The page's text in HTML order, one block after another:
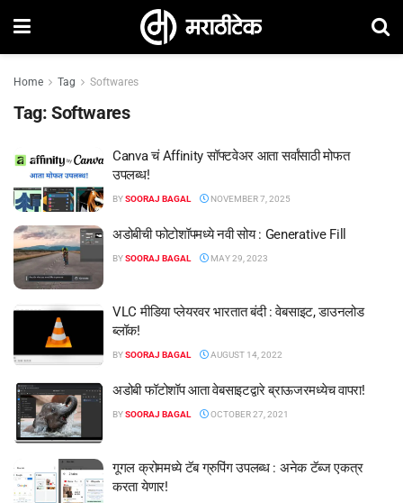
Home Tag Softwares
Tag: Softwares
Canva चं Affinity सॉफ्टवेअर आता सर्वांसाठी मोफत
उपलब्ध!
BYSOORAJ BAGAL NOVEMBER 7, 2025
अडोबीची फोटोशॉपमध्ये नवी सोय : Generative Fill
BYSOORAJ BAGAL MAY 29, 2023
VLC मीडिया प्लेयरवर भारतात बंदी : वेबसाइट, डाउनलोड
ब्लॉक!
BYSOORAJ BAGAL AUGUST 14, 2022
अडोबी फॉटोशॉप आता वेबसाइटद्वारे ब्राऊजरमध्येच वापरा!
BYSOORAJ BAGAL OCTOBER 27, 2021
गूगल क्रोममध्ये टॅब ग्रुपिंग उपलब्ध : अनेक टॅब्ज एकत्र
करता येणार!